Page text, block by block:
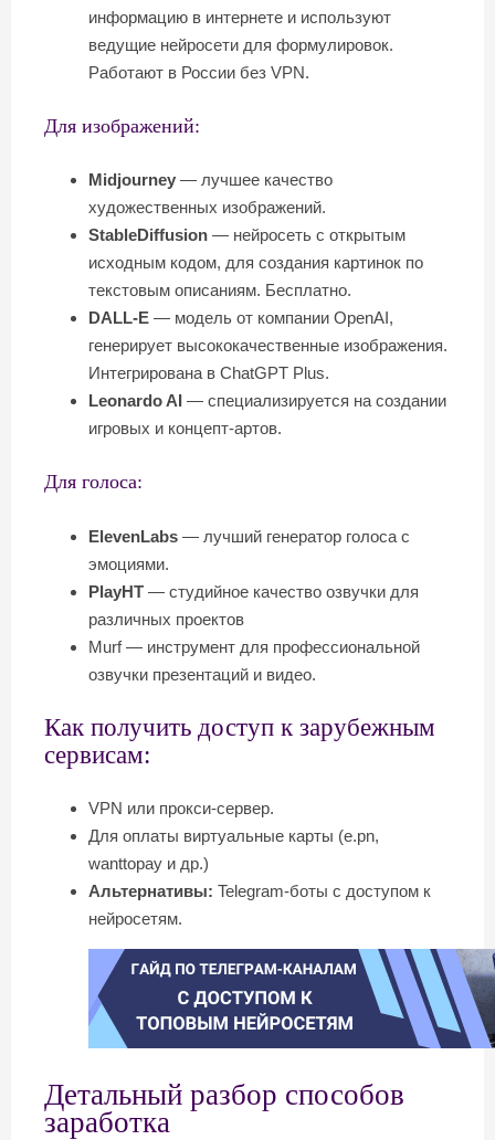
информацию в интернете и используют
ведущие нейросети для формулировок.
Работают в России без VPN.
Для изображений:
Midjourney — лучшее качество
художественных изображений.
StableDiffusion — нейросеть с открытым
исходным кодом, для создания картинок по
текстовым описаниям. Бесплатно.
DALL-E — модель от компании OpenAI,
генерирует высококачественные изображения.
Интегрирована в ChatGPT Plus.
Leonardo AI — специализируется на создании
игровых и концепт-артов.
Для голоса:
ElevenLabs — лучший генератор голоса с
эмоциями.
PlayHT — студийное качество озвучки для
различных проектов
Murf — инструмент для профессиональной
озвучки презентаций и видео.
Как получить доступ к зарубежным
сервисам:
VPN или прокси-сервер.
Для оплаты виртуальные карты (e.pn,
wanttopay и др.)
Альтернативы: Telegram-боты с доступом к
нейросетям.
Детальный разбор способов
заработка